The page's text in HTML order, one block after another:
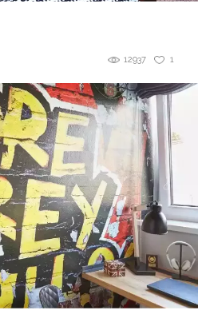
1
12937